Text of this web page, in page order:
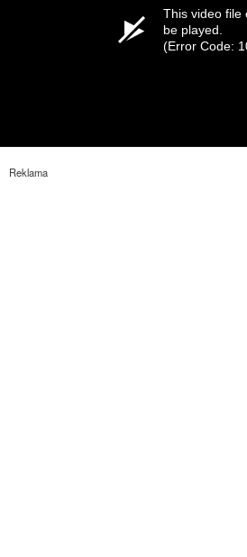
This video file
be played.
(Error Code:
Reklama